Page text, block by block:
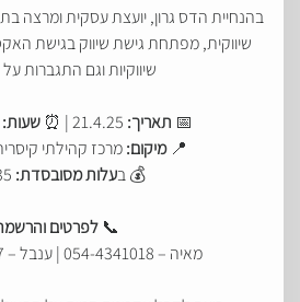
בהנחיית הדס גרון, יועצת עסקית ומרצה
שיווקית, מפתחת גישת שיווק בגישת
שיווקיות וגם התגברות
📅 תאריך: שעות:
📍מיקום:מרכז קהילתי
💰 בעלות מסובסדת:
📞 לפרטים
מאיה – 054-4341018 | ענבל – 054-494-1747